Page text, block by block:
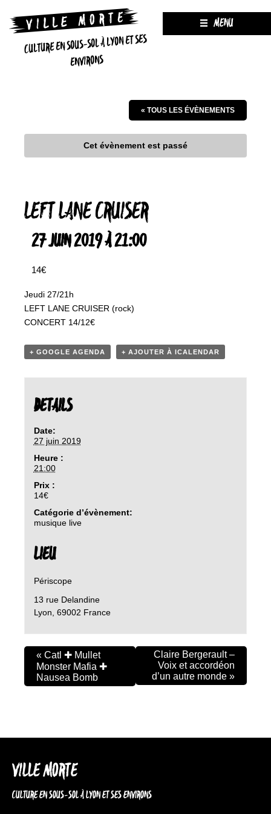
CULTURE EN SOUS-SOL À LYON ET SES
ENVIRONS
MENU
« TOUS LES ÉVÈNEMENTS
Cet évènement est passé
LEFT LANE CRUISER
27 JUIN 2019 À 21:00
14€
Jeudi 27/21h
LEFT LANE CRUISER (rock)
CONCERT 14/12€
+ GOOGLE AGENDA + AJOUTER À ICALENDAR
DETAILS
Date:
27 juin 2019
Heure :
21:00
Prix :
14€
Catégorie d’évènement:
musique live
LIEU
Périscope
13 rue Delandine
Lyon 69002 France
« Catl ✚ Mullet
Monster Mafia ✚
Nausea Bomb
Claire Bergerault –
Voix et accordéon
d’un autre monde »
VILLE MORTE
CULTURE EN SOUS-SOL À LYON ET SES ENVIRONS